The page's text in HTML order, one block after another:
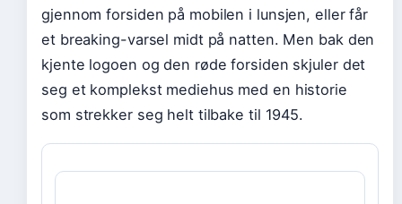
gjennom forsiden på mobilen i lunsjen, eller får
et breaking-varsel midt på natten. Men bak den
kjente logoen og den røde forsiden skjuler det
seg et komplekst mediehus med en historie
som strekker seg helt tilbake til 1945.